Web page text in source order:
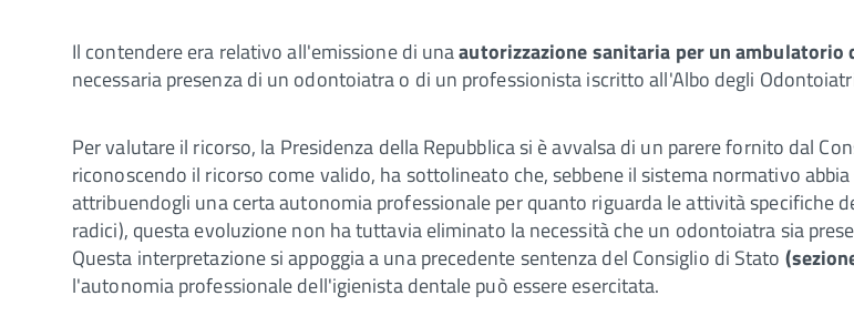
Il contendere era relativo all'emissione di unaautorizzazione sanitaria per un
necessaria presenza di un odontoiatra o di un professionista iscritto all'Albo degli
Per valutare il ricorso, la Presidenza della Repubblica si è avvalsa di un parere fornito dal
riconoscendo il ricorso come valido, ha sottolineato che, sebbene il sistema normativo
attribuendogli una certa autonomia professionale per quanto riguarda le attività specifiche
radici), questa evoluzione non ha tuttavia eliminato la necessità che un odontoiatra sia
Questa interpretazione si appoggia a una precedente sentenza del Consiglio di Stato
l'autonomia professionale dell'igienista dentale può essere esercitata.